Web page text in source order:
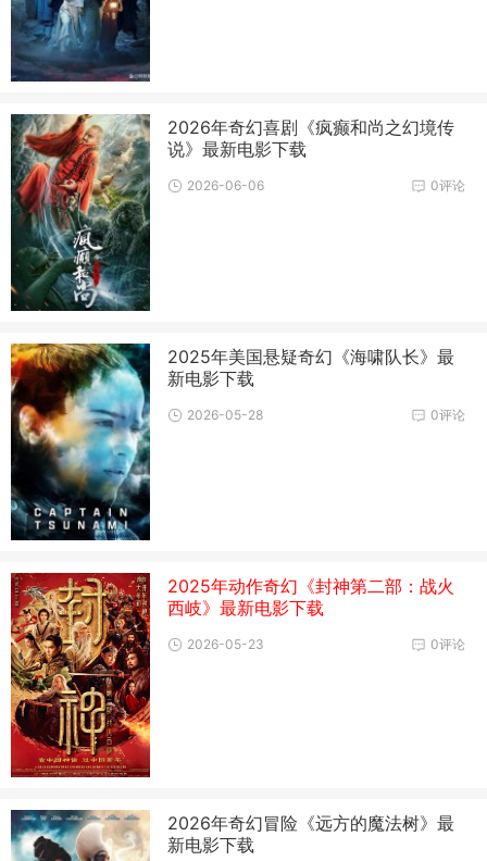
2026年奇幻喜剧《疯癫和尚之幻境传
说》最新电影下载
0评论
2026-06-06
2025年美国悬疑奇幻《海啸队长》最
新电影下载
0评论
2026-05-28
2025年动作奇幻《封神第二部：战火
西岐》最新电影下载
0评论
2026-05-23
2026年奇幻冒险《远方的魔法树》最
新电影下载